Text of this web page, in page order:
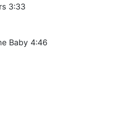
3:33
Baby 4:46